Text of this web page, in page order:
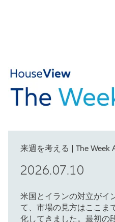
来週を考える | The Week
2026.07.10
米国とイランの対立がイ
て、市場の見方はここま
化してきました。最初の